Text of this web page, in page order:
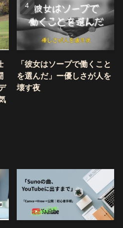
「彼女はソープで働くこと
を選んだ」ー優しさが人を
壊す夜